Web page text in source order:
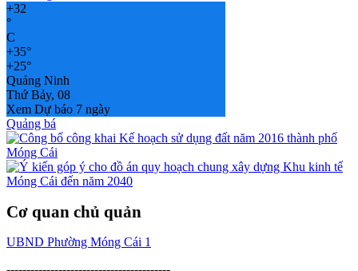
+32
°
C
+35°
+25°
Quảng Ninh
Thứ Bảy, 08
Xem Dự báo 7 ngày
Quảng bá
Cơ quan chủ quản
UBND Phường Móng Cái 1